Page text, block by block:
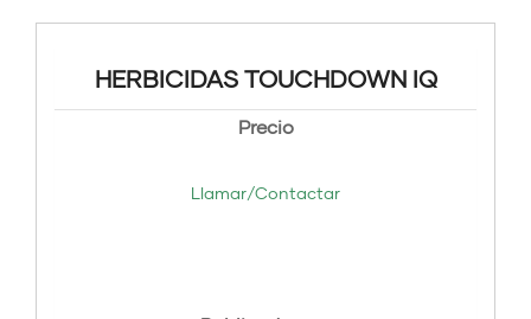
HERBICIDAS TOUCHDOWN IQ
Precio
Llamar/Contactar